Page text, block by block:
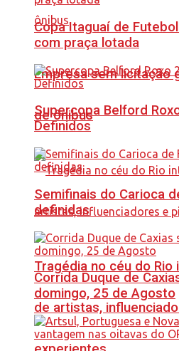
Empresa sem licitação
de ônibus
Tragédia no céu do
de artistas,
Copa Itaguaí de
com praça lotada
Supercopa Belford
Definidos
Semifinais do Carioca
definidas
Corrida Duque de
domingo, 25 de Agosto